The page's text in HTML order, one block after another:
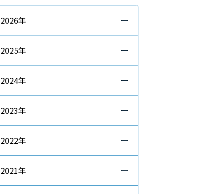
2026年
2025年
2024年
2023年
2022年
2021年